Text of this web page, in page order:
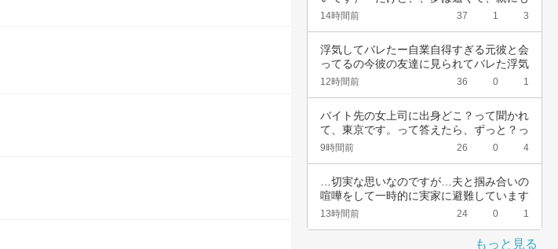
言えない…
14時間前 37 1 3
浮気してバレたー自業自得すぎる元彼と会
ってるの今彼の友達に見られてバレた浮気
女として…
12時間前 36 0 1
バイト先の女上司に出身どこ？って聞かれ
て、東京です。って答えたら、ずっと？っ
て聞かれ…
9時間前 26 0 4
…切実な思いなのですが…夫と掴み合いの
喧嘩をして一時的に実家に避難しています
が…実家…
13時間前 24 0 1
もっと見る